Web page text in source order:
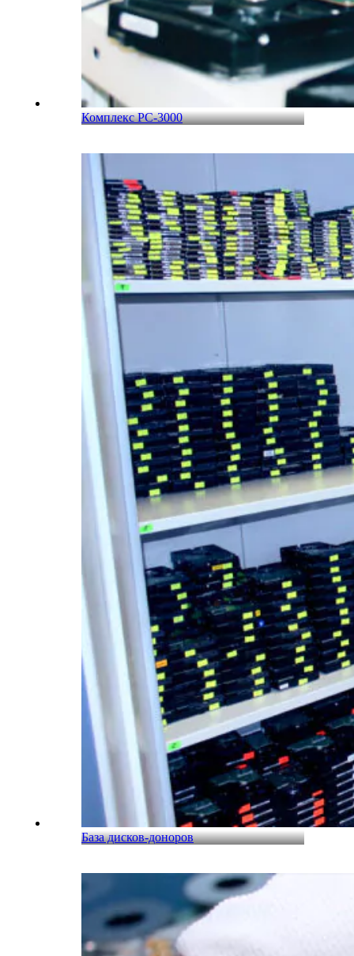
Комплекс PC-3000
База дисков-доноров